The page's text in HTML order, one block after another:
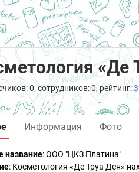
«Де
0, сотрудников: 0, рейтинг:
Информация Фото
название:ООО "ЦКЗ Платина"
: Косметология «Де Труа Ден»